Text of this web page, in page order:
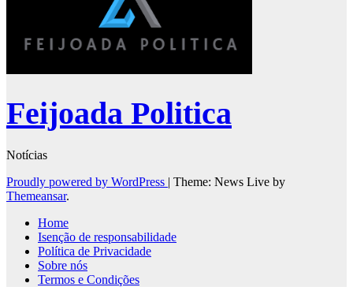
Feijoada Politica
Notícias
Proudly powered by WordPress | Theme: News Live by
Themeansar.
Home
Isenção de responsabilidade
Política de Privacidade
Sobre nós
Termos e Condições